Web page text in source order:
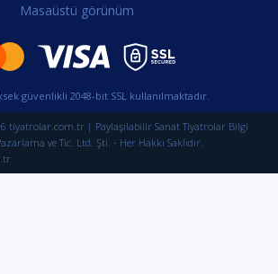
Masaüstü görünüm
güvenlikli 2048-bit SSL kullanılmaktadır.
tiyatrolar.com.tr | Paylaşılabilir Sanat Tiyatrolar Bilgi
ve Tic. Ltd. Şti. - Her Hakkı Saklıdır.